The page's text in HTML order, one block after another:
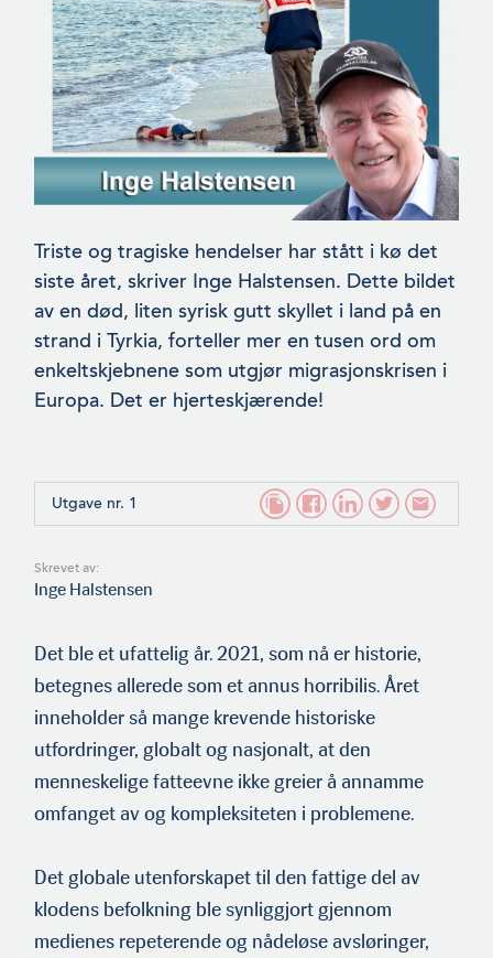
Triste og tragiske hendelser har stått i kø det
siste året, skriver Inge Halstensen. Dette bildet
av en død, liten syrisk gutt skyllet i land på en
strand i Tyrkia, forteller mer en tusen ord om
enkeltskjebnene som utgjør migrasjonskrisen i
Europa. Det er hjerteskjærende!
Utgave nr. 1
Skrevet av:
Inge Halstensen
Det ble et ufattelig år. 2021, som nå er historie,
betegnes allerede som et annus horribilis. Året
inneholder så mange kre­vende historiske
utfordringer, globalt og nasjonalt, at den
menneskelige fatteevne ikke greier å annamme
omfanget av og kompleksiteten i problemene.
Det globale utenforskapet til den fattige del av
klodens befolkn­ing ble synliggjort gjennom
medienes repeterende og nådeløse avsløringer,